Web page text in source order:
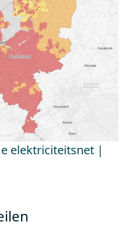
elektriciteitsnet |